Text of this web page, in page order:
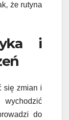
że rutyna
i
się zmian i
wychodzić
do